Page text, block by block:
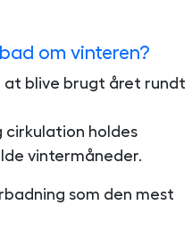
om vinteren?
at blive brugt året rundt
cirkulation holdes
vintermåneder.
som den mest